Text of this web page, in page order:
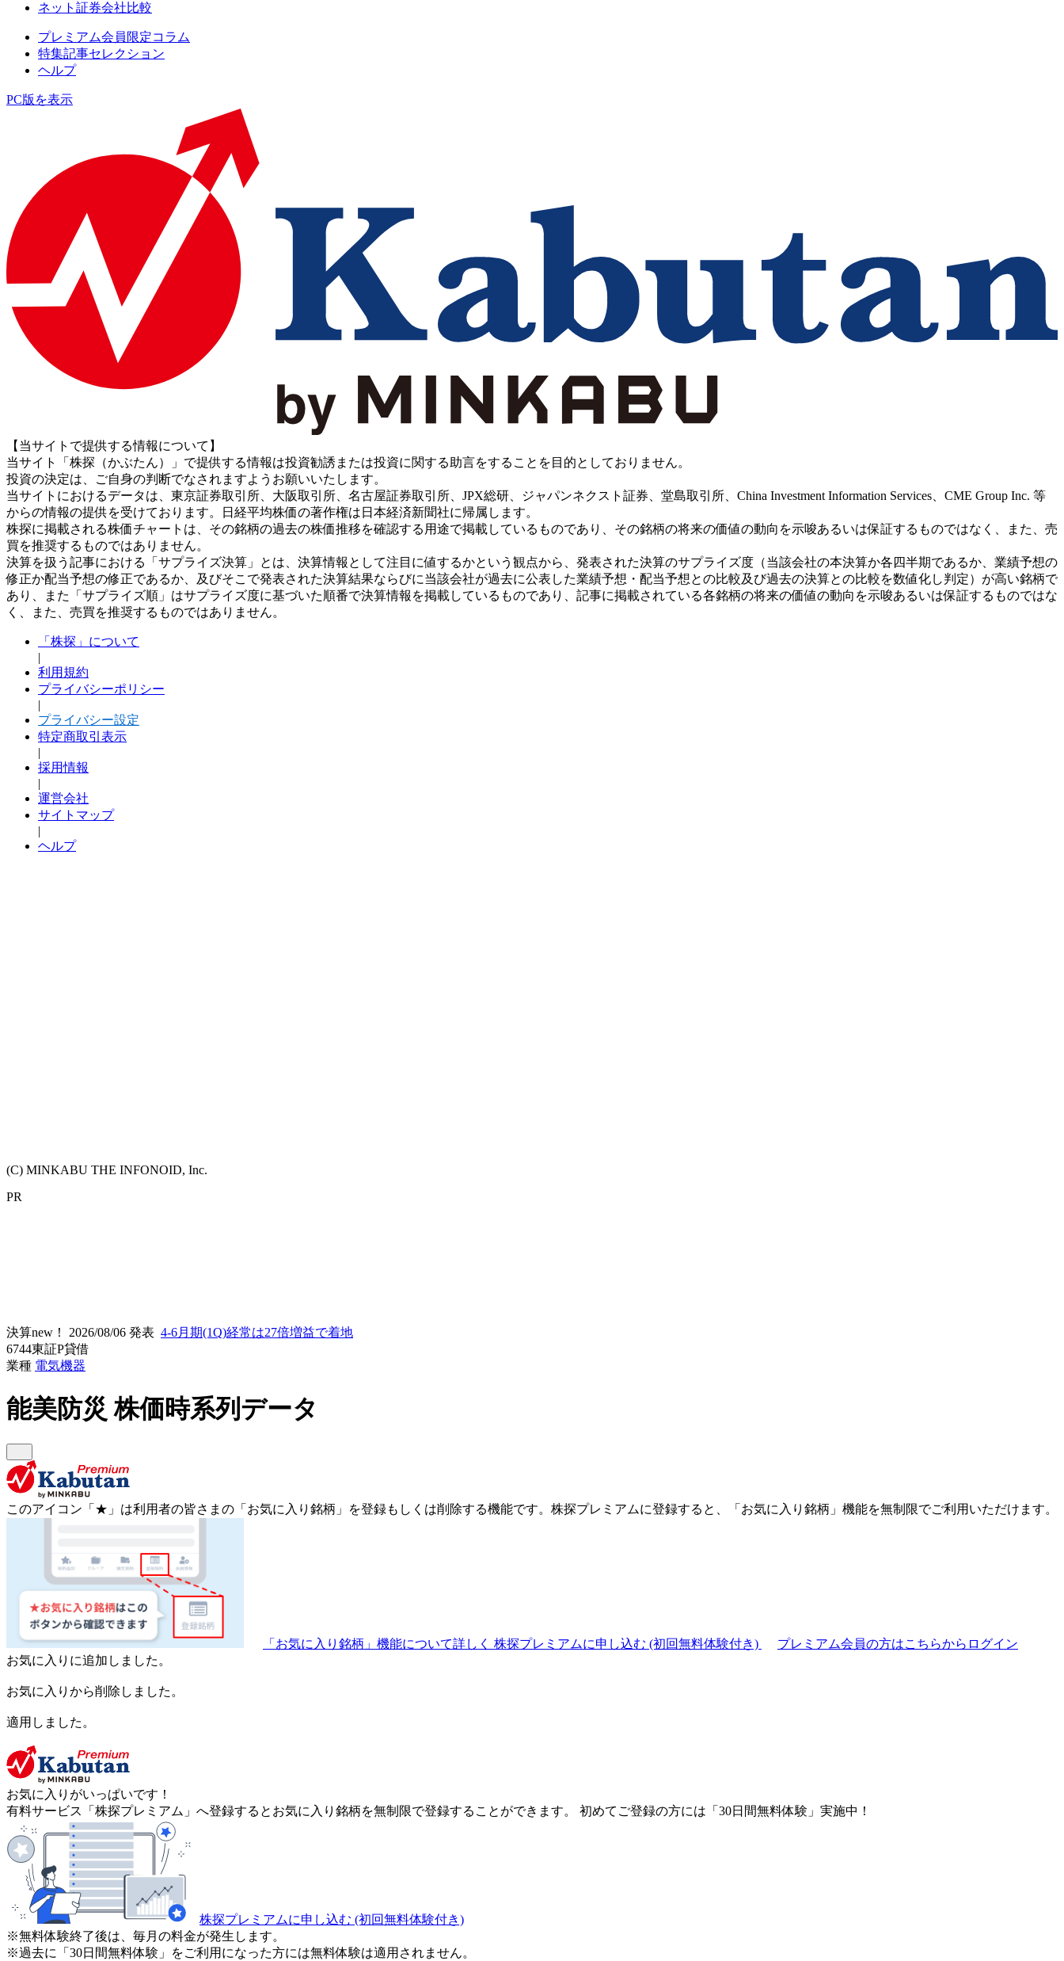
ネット証券会社比較
プレミアム会員限定コラム
特集記事セレクション
ヘルプ
PC版を表示
【当サイトで提供する情報について】
当サイト「株探（かぶたん）」で提供する情報は投資勧誘または投資に関する助言をすることを目的としておりません。
投資の決定は、ご自身の判断でなされますようお願いいたします。
当サイトにおけるデータは、東京証券取引所、大阪取引所、名古屋証券取引所、JPX総研、ジャパンネクスト証券、堂島取引所、China Investment Information Services、CME Group Inc. 等
からの情報の提供を受けております。日経平均株価の著作権は日本経済新聞社に帰属します。
株探に掲載される株価チャートは、その銘柄の過去の株価推移を確認する用途で掲載しているものであり、その銘柄の将来の価値の動向を示唆あるいは保証するものではなく、また、売
買を推奨するものではありません。
決算を扱う記事における「サプライズ決算」とは、決算情報として注目に値するかという観点から、発表された決算のサプライズ度（当該会社の本決算か各四半期であるか、業績予想の
修正か配当予想の修正であるか、及びそこで発表された決算結果ならびに当該会社が過去に公表した業績予想・配当予想との比較及び過去の決算との比較を数値化し判定）が高い銘柄で
あり、また「サプライズ順」はサプライズ度に基づいた順番で決算情報を掲載しているものであり、記事に掲載されている各銘柄の将来の価値の動向を示唆あるいは保証するものではな
く、また、売買を推奨するものではありません。
「株探」について
|
利用規約
プライバシーポリシー
|
プライバシー設定
特定商取引表示
|
採用情報
|
運営会社
サイトマップ
|
ヘルプ
(C) MINKABU THE INFONOID, Inc.
PR
決算new！ 2026/08/06 発表 4-6月期(1Q)経常は27倍増益で着地
6744東証P貸借
業種 電気機器
能美防災株価時系列データ
このアイコン 「★」 は利用者の皆さまの 「お気に入り銘柄」を登録もしくは削除する機能です。 株探プレミアムに登録すると、「お気に入り銘柄」機能を無制限でご利用いただけます。
「お気に入り銘柄」機能について詳しく 株探プレミアムに申し込む (初回無料体験付き)
プレミアム会員の方はこちらからログイン
お気に入りに追加しました。
お気に入りから削除しました。
適用しました。
お気に入りがいっぱいです！
有料サービス「株探プレミアム」へ登録するとお気に入り銘柄を無制限で登録することができます。 初めてご登録の方には「30日間無料体験」実施中！
株探プレミアムに申し込む (初回無料体験付き)
※無料体験終了後は、毎月の料金が発生します。
※過去に「30日間無料体験」をご利用になった方には無料体験は適用されません。